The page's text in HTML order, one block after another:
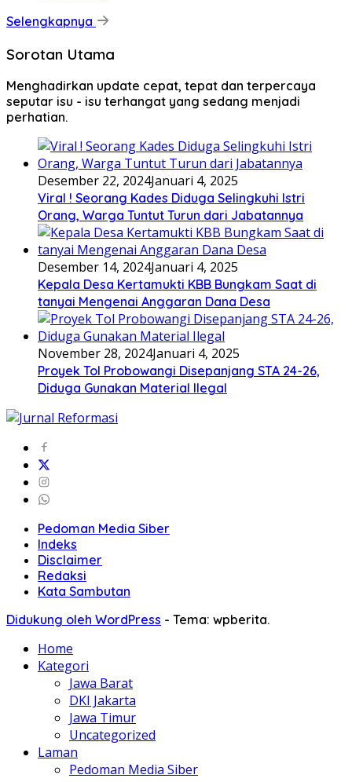
Selengkapnya
Sorotan Utama
Menghadirkan update cepat, tepat dan terpercaya
seputar isu - isu terhangat yang sedang menjadi
perhatian.
Desember 22, 2024Januari 4, 2025
Viral ! Seorang Kades Diduga Selingkuhi Istri
Orang, Warga Tuntut Turun dari Jabatannya
Desember 14, 2024Januari 4, 2025
Kepala Desa Kertamukti KBB Bungkam Saat di
tanyai Mengenai Anggaran Dana Desa
November 28, 2024Januari 4, 2025
Proyek Tol Probowangi Disepanjang STA 24-26,
Diduga Gunakan Material Ilegal
Pedoman Media Siber
Indeks
Disclaimer
Redaksi
Kata Sambutan
Didukung oleh WordPress - Tema: wpberita.
Home
Kategori
Jawa Barat
DKI Jakarta
Jawa Timur
Uncategorized
Laman
Pedoman Media Siber